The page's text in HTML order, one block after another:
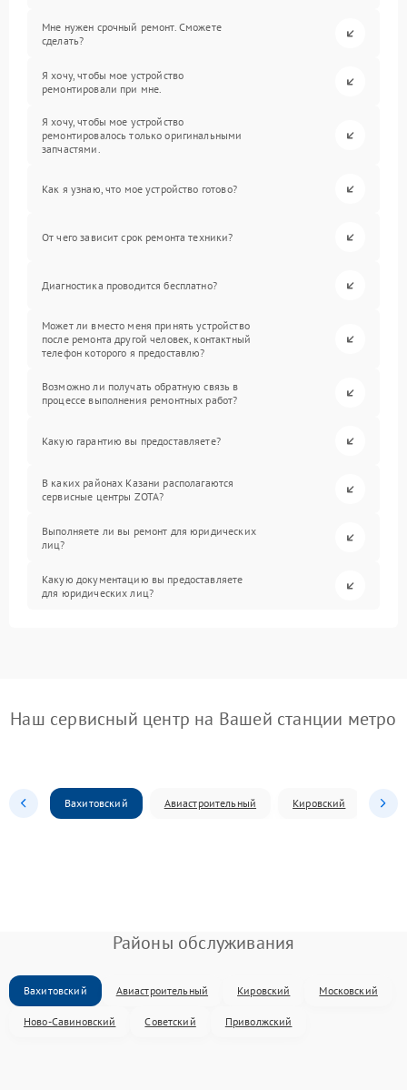
Мне нужен срочный ремонт. Сможете
сделать?
Я хочу, чтобы мое устройство
ремонтировали при мне.
Я хочу, чтобы мое устройство
ремонтировалось только оригинальными
запчастями.
Как я узнаю, что мое устройство готово?
От чего зависит срок ремонта техники?
Диагностика проводится бесплатно?
Может ли вместо меня принять устройство
после ремонта другой человек, контактный
телефон которого я предоставлю?
Возможно ли получать обратную связь в
процессе выполнения ремонтных работ?
Какую гарантию вы предоставляете?
В каких районах Казани располагаются
сервисные центры ZOTA?
Выполняете ли вы ремонт для юридических
лиц?
Какую документацию вы предоставляете
для юридических лиц?
Наш сервисный центр на Вашей станции метро
Вахитовский Авиастроительный Кировский
Районы обслуживания
Вахитовский Авиастроительный Кировский Московский
Ново-Савиновский Советский Приволжский